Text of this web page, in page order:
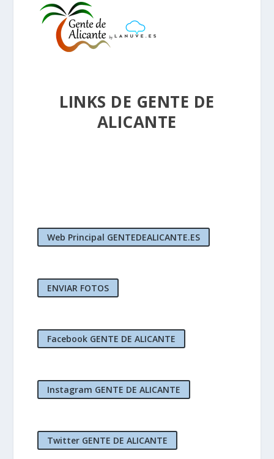
LINKS DE GENTE DE
ALICANTE
Web Principal GENTEDEALICANTE.ES
ENVIAR FOTOS
Facebook GENTE DE ALICANTE
Instagram GENTE DE ALICANTE
Twitter GENTE DE ALICANTE